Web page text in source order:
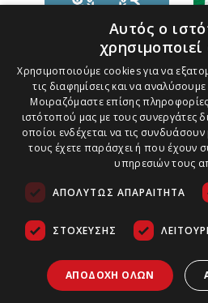
Αρχαιολογία &
Τέχνες | All
Αυτός ο
Χρησιμοποιούμε cookies για να
τις διαφημίσεις και να
Μοιραζόμαστε επίσης
ιστότοπού μας με τους συνεργάτες
οποίοι ενδέχεται να τις
τους έχετε παράσχει ή που έχουν
υπηρεσιών τους
ΑΠΟΛΎΤΩΣ ΑΠΑΡΑΊΤΗΤΑ
ΣΤΌΧΕΥΣΗΣ
ΑΠΟΔΟΧΉ ΌΛΩΝ